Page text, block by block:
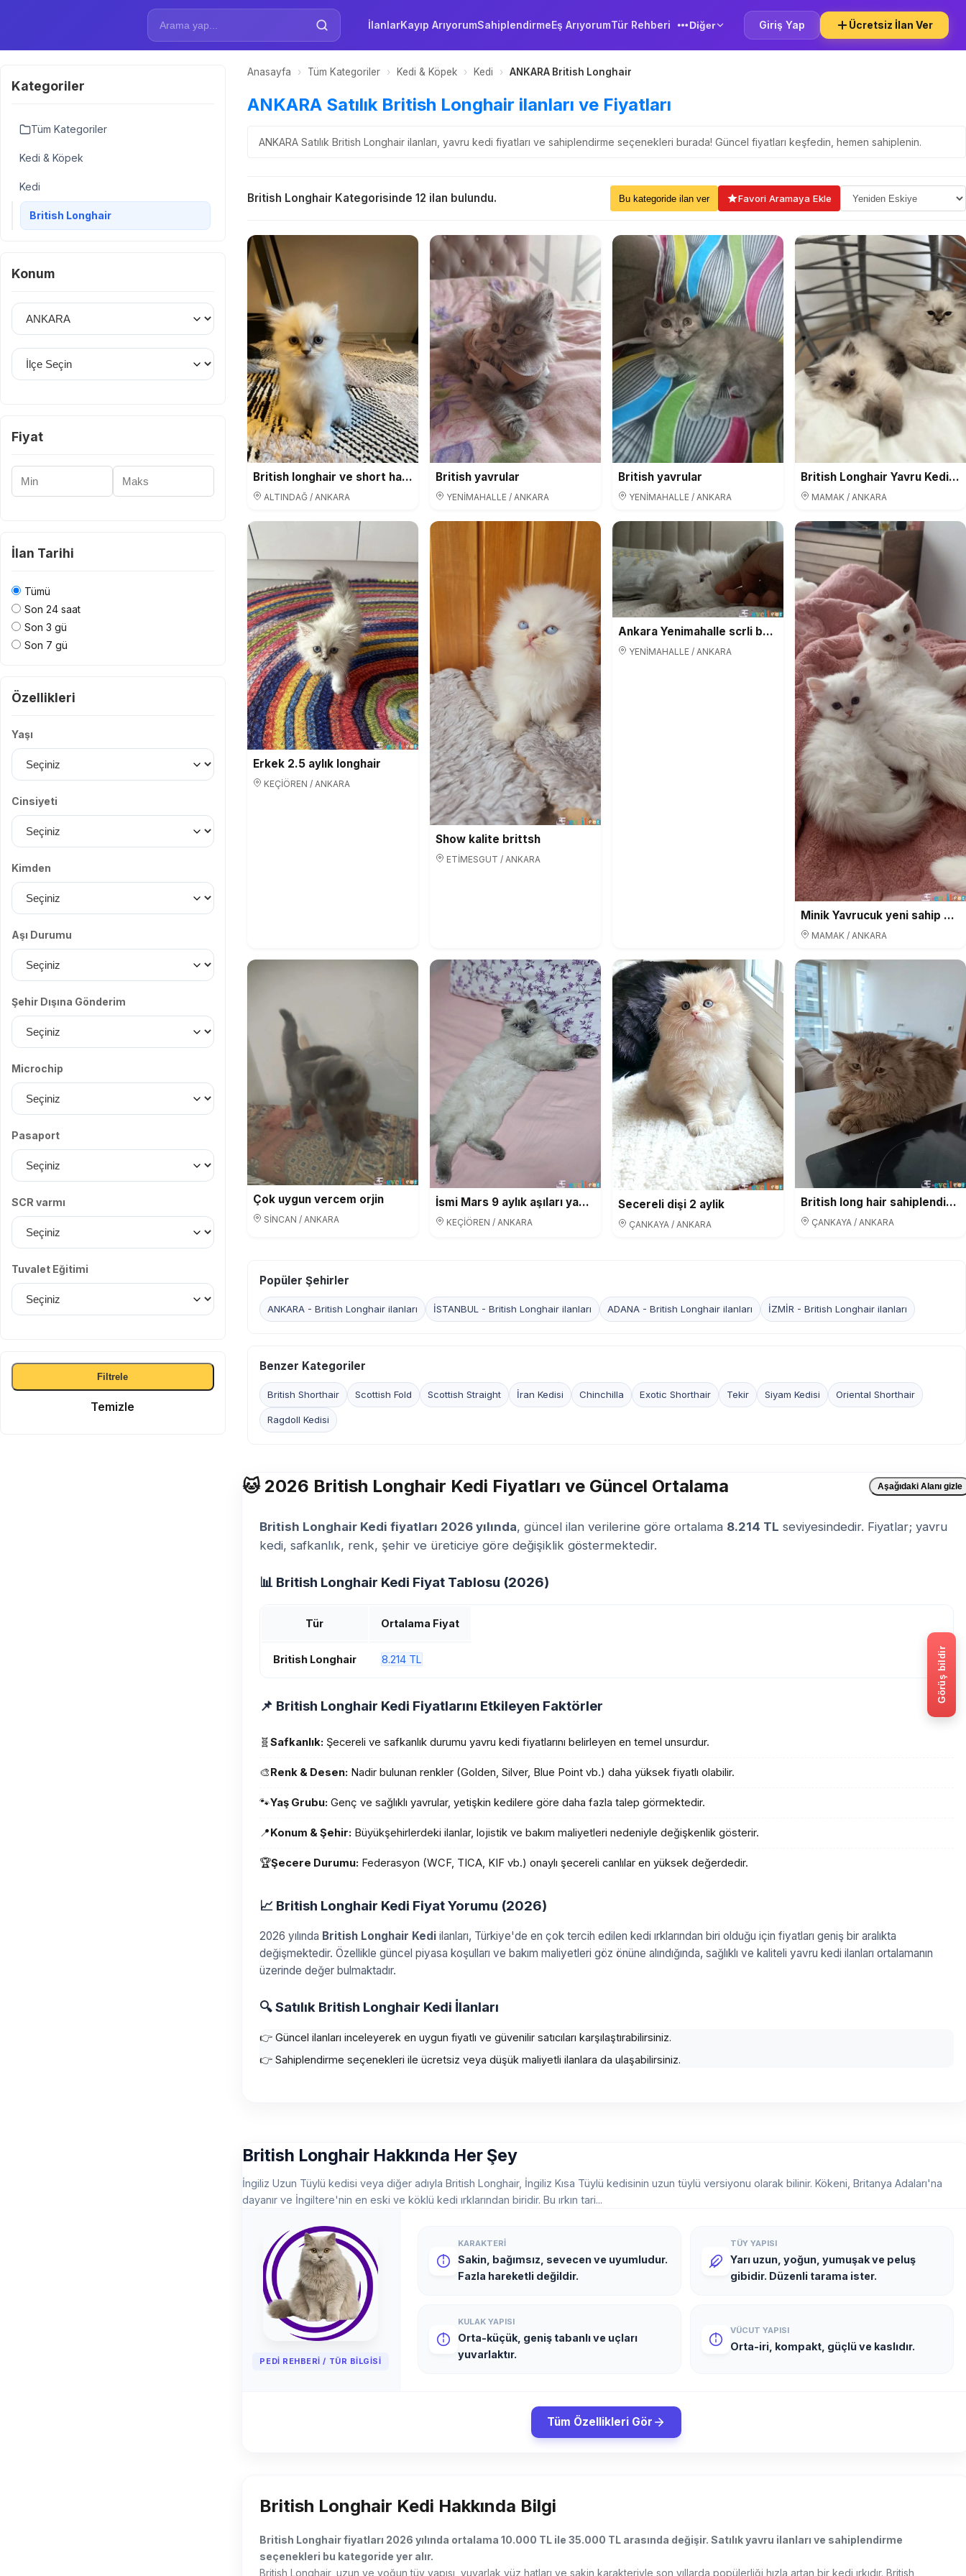
İlanlarKayıp ArıyorumSahiplendirmeEş ArıyorumTür Rehberi Diğer Giriş Yap Ücretsiz İlan Ver
Kategoriler
Tüm Kategoriler
Kedi & Köpek
Kedi
British Longhair
Konum
İl Seçin
İlçe Seçin
Fiyat
Minimum Fiyat
Maksimum Fiyat
İlan Tarihi
Tümü
Son 24 saat
Son 3 gü
Son 7 gü
Özellikleri
Yaşı
Cinsiyeti
Kimden
Aşı Durumu
Şehir Dışına Gönderim
Microchip
Pasaport
SCR varmı
Tuvalet Eğitimi
Filtrele
Temizle
Anasayfa › Tüm Kategoriler › Kedi & Köpek › Kedi › ANKARA British Longhair
ANKARA Satılık British Longhair ilanları ve Fiyatları
ANKARA Satılık British Longhair ilanları, yavru kedi fiyatları ve sahiplendirme seçenekleri burada! Güncel fiyatları keşfedin, hemen sahiplenin.
British Longhair Kategorisinde 12 ilan bulundu. Bu kategoride ilan ver Favori Aramaya Ekle
Sıralama Seçin
British longhair ve short hair yavrularımız
ALTINDAĞ / ANKARA
British yavrular
YENİMAHALLE / ANKARA
British yavrular
YENİMAHALLE / ANKARA
British Longhair Yavru Kediler Acil
MAMAK / ANKARA
Erkek 2.5 aylık longhair
KEÇİÖREN / ANKARA
Show kalite brittsh
ETİMESGUT / ANKARA
Ankara Yenimahalle scrli babanın kızı dişi oyuncudur
YENİMAHALLE / ANKARA
Minik Yavrucuk yeni sahip ariyor
MAMAK / ANKARA
Çok uygun vercem orjin
SİNCAN / ANKARA
İsmi Mars 9 aylık aşıları yapıldı
KEÇİÖREN / ANKARA
Secereli dişi 2 aylik
ÇANKAYA / ANKARA
British long hair sahiplendirme
ÇANKAYA / ANKARA
Popüler Şehirler
ANKARA - British Longhair ilanları İSTANBUL - British Longhair ilanları ADANA - British Longhair ilanları İZMİR - British Longhair ilanları
Benzer Kategoriler
British Shorthair Scottish Fold Scottish Straight İran Kedisi Chinchilla Exotic Shorthair Tekir Siyam Kedisi Oriental Shorthair
Ragdoll Kedisi
🐱 2026 British Longhair Kedi Fiyatları ve Güncel Ortalama Aşağıdaki Alanı gizle
British Longhair Kedi fiyatları 2026 yılında, güncel ilan verilerine göre ortalama 8.214 TL seviyesindedir. Fiyatlar; yavru
kedi, safkanlık, renk, şehir ve üreticiye göre değişiklik göstermektedir.
📊 British Longhair Kedi Fiyat Tablosu (2026)
Tür Ortalama Fiyat
British Longhair 8.214 TL
📌 British Longhair Kedi Fiyatlarını Etkileyen Faktörler
🧬 Safkanlık: Şecereli ve safkanlık durumu yavru kedi fiyatlarını belirleyen en temel unsurdur.
🎨 Renk & Desen: Nadir bulunan renkler (Golden, Silver, Blue Point vb.) daha yüksek fiyatlı olabilir.
🐾Yaş Grubu: Genç ve sağlıklı yavrular, yetişkin kedilere göre daha fazla talep görmektedir.
📍 Konum & Şehir: Büyükşehirlerdeki ilanlar, lojistik ve bakım maliyetleri nedeniyle değişkenlik gösterir.
🏆Şecere Durumu: Federasyon (WCF, TICA, KIF vb.) onaylı şecereli canlılar en yüksek değerdedir.
📈 British Longhair Kedi Fiyat Yorumu (2026)
2026 yılında British Longhair Kediilanları, Türkiye'de en çok tercih edilen kedi ırklarından biri olduğu için fiyatları geniş bir aralıkta
değişmektedir. Özellikle güncel piyasa koşulları ve bakım maliyetleri göz önüne alındığında, sağlıklı ve kaliteli yavru kedi ilanları ortalamanın
üzerinde değer bulmaktadır.
🔍 Satılık British Longhair Kedi İlanları
👉 Güncel ilanları inceleyerek en uygun fiyatlı ve güvenilir satıcıları karşılaştırabilirsiniz.
👉 Sahiplendirme seçenekleri ile ücretsiz veya düşük maliyetli ilanlara da ulaşabilirsiniz.
British Longhair Hakkında Her Şey
İngiliz Uzun Tüylü kedisi veya diğer adıyla British Longhair, İngiliz Kısa Tüylü kedisinin uzun tüylü versiyonu olarak bilinir. Kökeni, Britanya Adaları'na
dayanır ve İngiltere'nin en eski ve köklü kedi ırklarından biridir. Bu ırkın tari...
PEDI REHBERI / TÜR BILGISI
KARAKTERI
Sakin, bağımsız, sevecen ve uyumludur.
Fazla hareketli değildir.
TÜY YAPISI
Yarı uzun, yoğun, yumuşak ve peluş
gibidir. Düzenli tarama ister.
KULAK YAPISI
Orta-küçük, geniş tabanlı ve uçları
yuvarlaktır.
VÜCUT YAPISI
Orta-iri, kompakt, güçlü ve kaslıdır.
Tüm Özellikleri Gör
British Longhair Kedi Hakkında Bilgi
British Longhair fiyatları 2026 yılında ortalama 10.000 TL ile 35.000 TL arasında değişir. Satılık yavru ilanları ve sahiplendirme
seçenekleri bu kategoride yer alır.
British Longhair, uzun ve yoğun tüy yapısı, yuvarlak yüz hatları ve sakin karakteriyle son yıllarda popülerliği hızla artan bir kedi ırkıdır. British
Görüş bildir